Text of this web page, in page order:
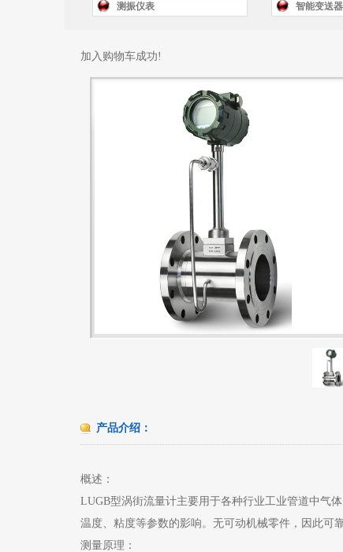
测振仪表 智能变送器
加入购物车成功!
产品介绍：
概述：
LUGB型涡街流量计主要用于各种行业工业管道中气
温度、粘度等参数的影响。无可动机械零件，因此可
测量原理：